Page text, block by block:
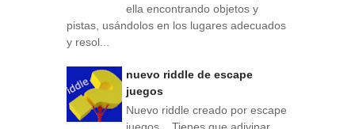
ella encontrando objetos y
pistas, usándolos en los lugares adecuados
y resol...
nuevo riddle de escape
juegos
Nuevo riddle creado por escape
juegos . Tienes que adivinar